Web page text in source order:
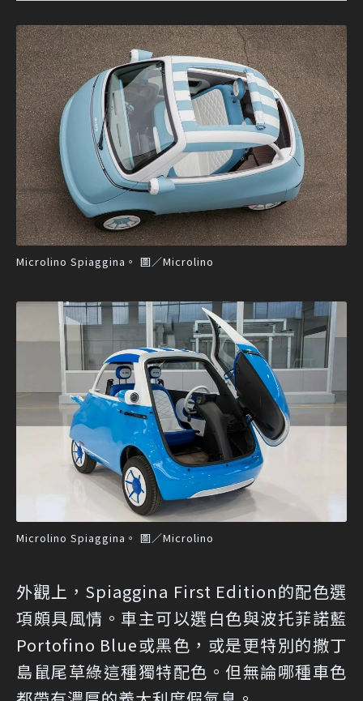
Microlino Spiaggina。 圖／Microlino
Microlino Spiaggina。 圖／Microlino
外觀上，Spiaggina First Edition的配色選
項頗具風情。車主可以選白色與波托菲諾藍
Portofino Blue或黑色，或是更特別的撒丁
島鼠尾草綠這種獨特配色。但無論哪種車色